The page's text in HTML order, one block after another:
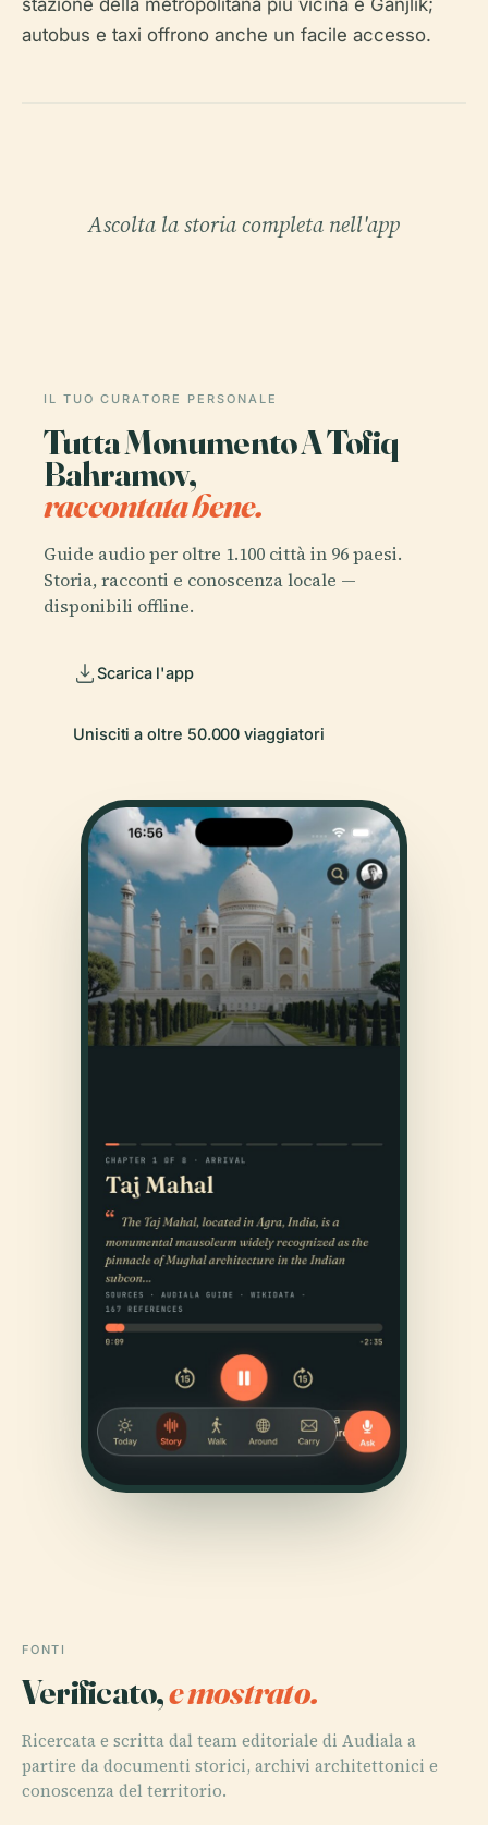
autobus e taxi offrono anche un facile accesso.
Ascolta la storia completa nell'app
IL TUO CURATORE PERSONALE
Tutta Monumento A Tofiq
Bahramov,
raccontata bene.
Guide audio per oltre 1.100 città in 96 paesi.
Storia, racconti e conoscenza locale —
disponibili offline.
Scarica l'app
Unisciti a oltre 50.000 viaggiatori
FONTI
Verificato,e mostrato.
Ricercata e scritta dal team editoriale di Audiala a
partire da documenti storici, archivi architettonici e
conoscenza del territorio.